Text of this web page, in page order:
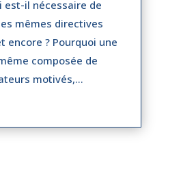
est-il nécessaire de
mêmes directives
encore ? Pourquoi une
composée de
motivés,...